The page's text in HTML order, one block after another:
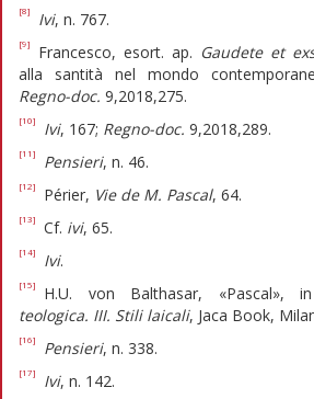
[8] Ivi, n. 767.
[9] Francesco, esort. ap. Gaudete et
alla santità nel mondo
Regno-doc. 9,2018,275.
[10] Ivi, 167; Regno-doc. 9,2018,289.
[11] Pensieri, n. 46.
[12] Périer, Vie de M. Pascal, 64.
[13] Cf. ivi, 65.
[14] Ivi.
[15] H.U. von Balthasar, «Pascal»,
teologica. III. Stili laicali, Jaca Book,
[16] Pensieri, n. 338.
[17] Ivi, n. 142.